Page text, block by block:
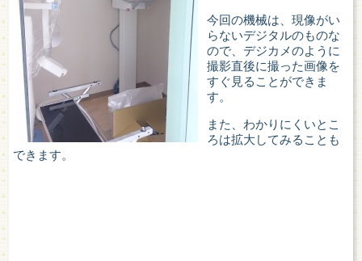
今回の機械は、現像がい
らないデジタルのものな
ので、デジカメのように
撮影直後に撮った画像を
すぐ見ることができま
す。
また、わかりにくいとこ
ろは拡大してみることも
できます。